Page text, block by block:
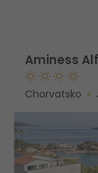
Aminess
Chorvatsko